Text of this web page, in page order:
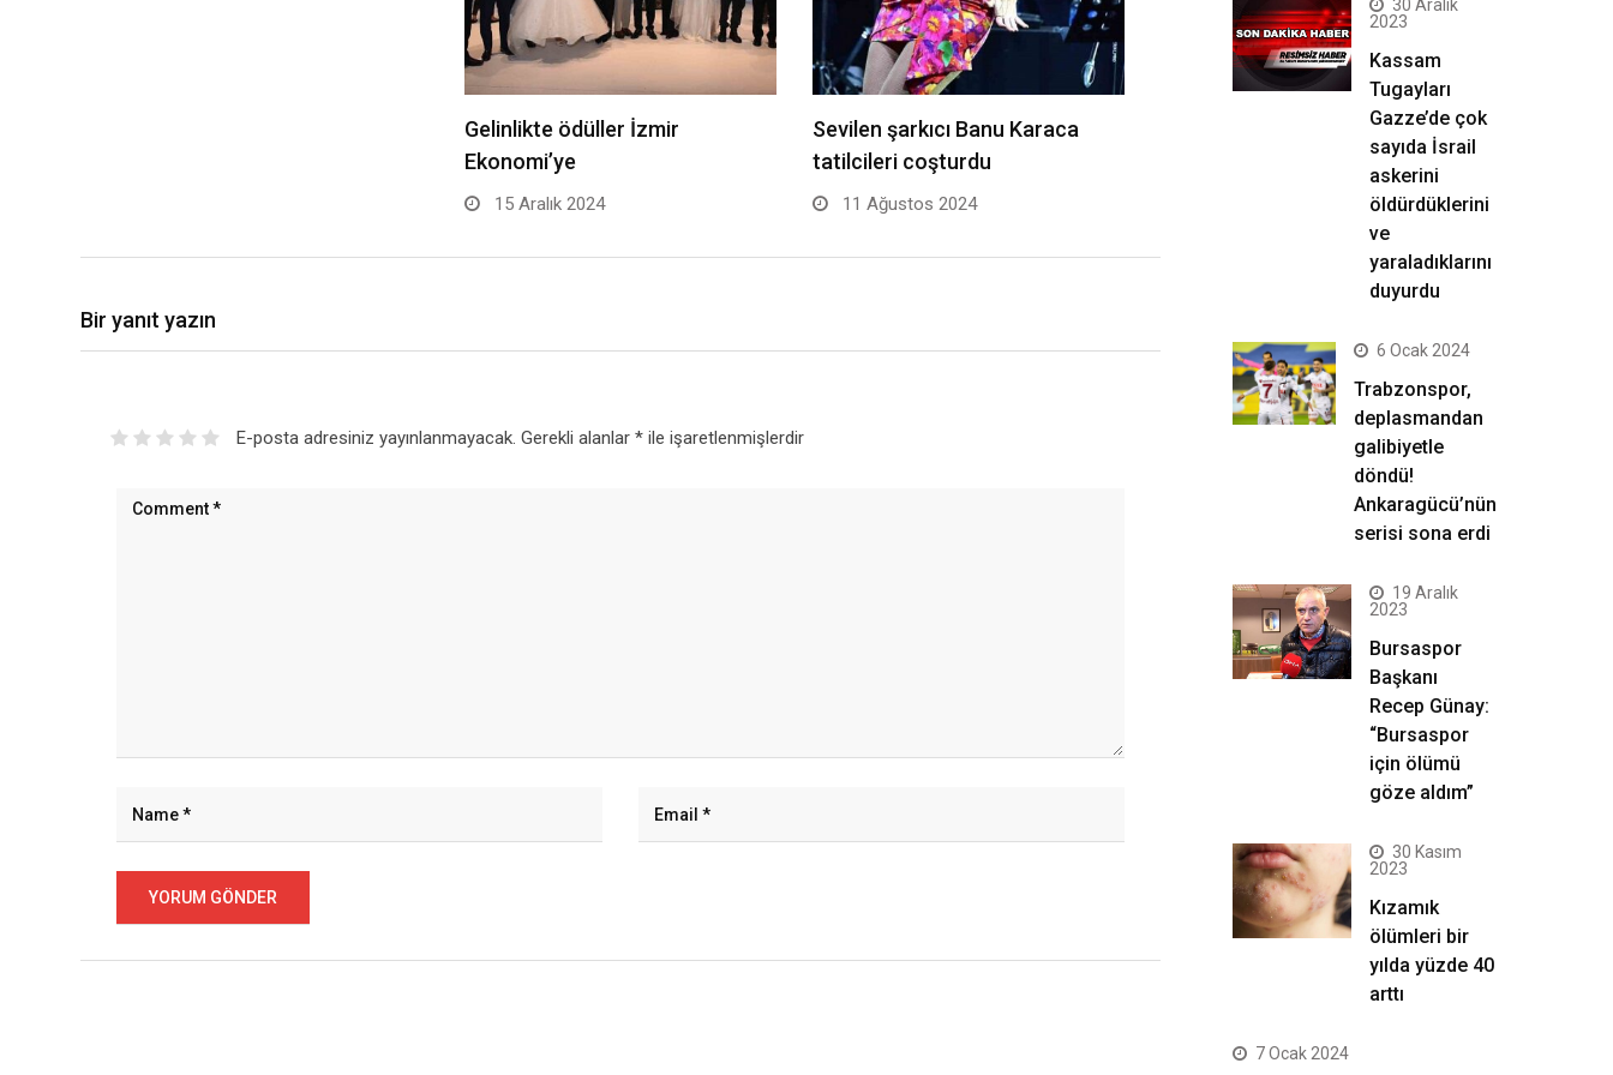
Gelinlikte ödüller İzmir
Ekonomi’ye
15 Aralık 2024
Sevilen şarkıcı Banu Karaca
tatilcileri coşturdu
11 Ağustos 2024
Bir yanıt yazın
E-posta adresiniz yayınlanmayacak. Gerekli alanlar *ile işaretlenmişlerdir
30 Aralık
2023
Kassam
Tugayları
Gazze’de çok
sayıda İsrail
askerini
öldürdüklerini
ve
yaraladıklarını
duyurdu
6 Ocak 2024
Trabzonspor,
deplasmandan
galibiyetle
döndü!
Ankaragücü’nün
serisi sona erdi
19 Aralık
2023
Bursaspor
Başkanı
Recep Günay:
“Bursaspor
için ölümü
göze aldım”
30 Kasım
2023
Kızamık
ölümleri bir
yılda yüzde 40
arttı
7 Ocak 2024